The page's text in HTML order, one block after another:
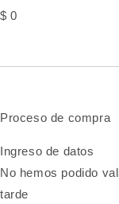
$ 0
Proceso de compra
Ingreso de datos
No hemos podido
tarde